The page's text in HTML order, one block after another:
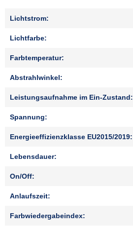
Lichtstrom:
Lichtfarbe:
Farbtemperatur:
Abstrahlwinkel:
Leistungsaufnahme im Ein-Zustand:
Spannung:
Energieeffizienzklasse EU2015/2019:
Lebensdauer:
On/Off:
Anlaufszeit:
Farbwiedergabeindex: